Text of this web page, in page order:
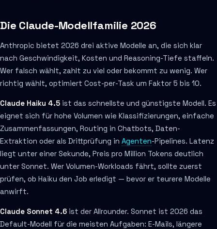
Die Claude-Modellfamilie 2026
Anthropic bietet 2026 drei aktive Modelle an, die sich klar
nach Geschwindigkeit, Kosten und Reasoning-Tiefe staffeln.
Wer falsch wählt, zahlt zu viel oder bekommt zu wenig. Wer
richtig wählt, optimiert Cost-per-Task um Faktor 5 bis 10.
Claude Haiku 4.5 ist das schnellste und günstigste Modell. Es
eignet sich für hohe Volumen wie Klassifizierungen, einfache
Zusammenfassungen, Routing in Chatbots, Daten-
Extraktion oder als Drittprüfung in Agenten-Pipelines. Latenz
liegt unter einer Sekunde, Preis pro Million Tokens deutlich
unter Sonnet. Wer Volumen-Workloads fährt, sollte zuerst
prüfen, ob Haiku den Job erledigt — bevor er teurere Modelle
anwirft.
Claude Sonnet 4.6 ist der Allrounder. Sonnet ist 2026 das
Default-Modell für die meisten Aufgaben: E-Mails, längere